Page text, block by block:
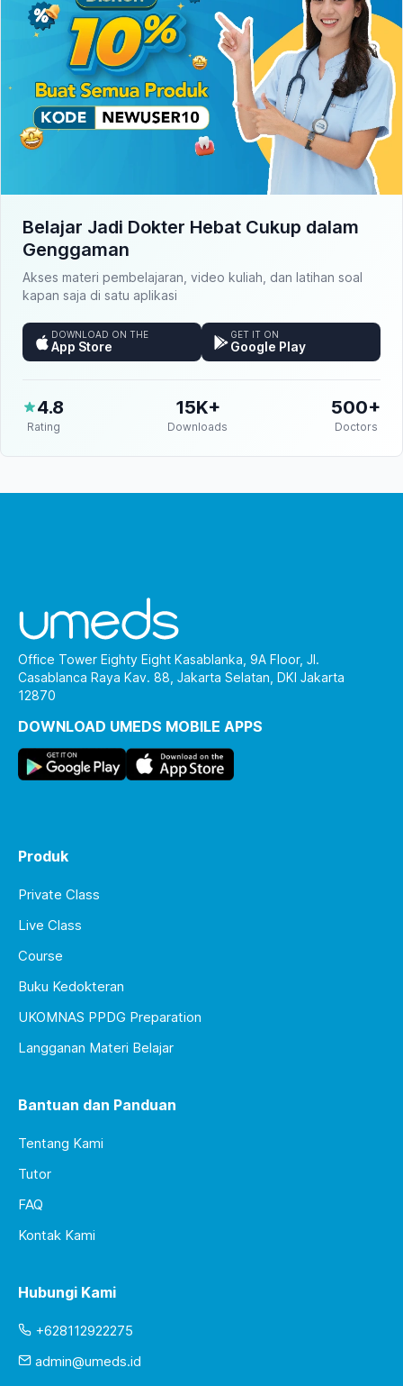
Belajar Jadi Dokter Hebat Cukup dalam
Genggaman
Akses materi pembelajaran, video kuliah, dan latihan soal
kapan saja di satu aplikasi
DOWNLOAD ON THE
App Store
GET IT ON
Google Play
4.8
Rating
15K+
Downloads
500+
Doctors
Office Tower Eighty Eight Kasablanka, 9A Floor, Jl.
Casablanca Raya Kav. 88, Jakarta Selatan, DKI Jakarta
12870
DOWNLOAD UMEDS MOBILE APPS
Produk
Private Class
Live Class
Course
Buku Kedokteran
UKOMNAS PPDG Preparation
Langganan Materi Belajar
Bantuan dan Panduan
Tentang Kami
Tutor
FAQ
Kontak Kami
Hubungi Kami
+628112922275
admin@umeds.id